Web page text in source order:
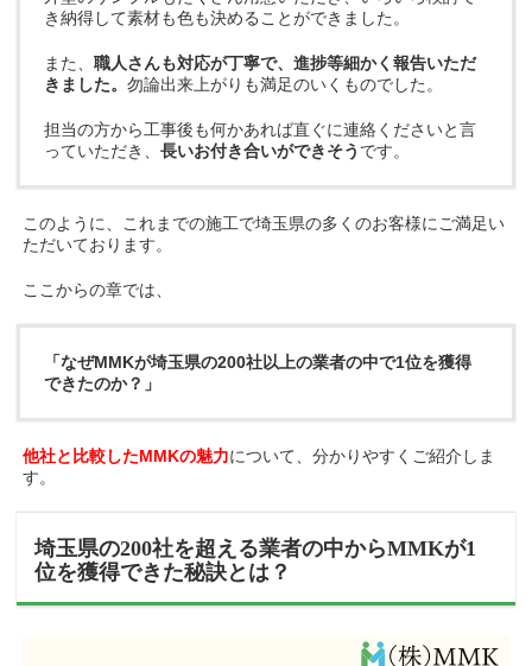
き納得して素材も色も決めることができました。
また、職人さんも対応が丁寧で、進捗等細かく報告いただ
きました。勿論出来上がりも満足のいくものでした。
担当の方から工事後も何かあれば直ぐに連絡くださいと言
っていただき、長いお付き合いができそう です。
このように、これまでの施工で埼玉県の多くのお客様にご満足い
ただいております。
ここからの章では、
「なぜMMKが埼玉県の200社以上の業者の中で1位を獲得
できたのか？」
他社と比較したMMKの魅力について、分かりやすくご紹介しま
す。
埼玉県の200社を超える業者の中からMMKが1
位を獲得できた秘訣とは？